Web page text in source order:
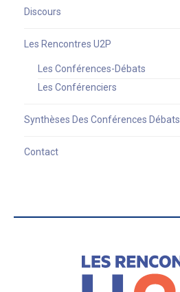
Discours
Les Rencontres U2P
Les Conférences-Débats
Les Conférenciers
Synthèses Des Conférences Débats
Contact